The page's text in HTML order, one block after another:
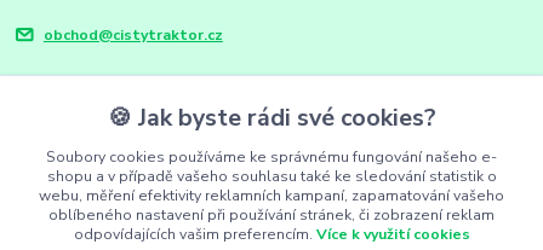
obchod@cistytraktor.cz
🍪 Jak byste rádi své cookies?
Soubory cookies používáme ke správnému fungování našeho e-
shopu a v případě vašeho souhlasu také ke sledování statistik o
webu, měření efektivity reklamních kampaní, zapamatování vašeho
oblíbeného nastavení při používání stránek, či zobrazení reklam
odpovídajících vašim preferencím. Více k využití cookies